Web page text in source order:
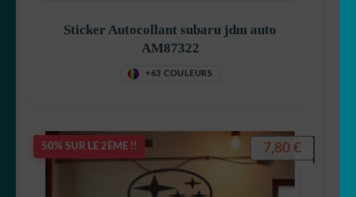
Sticker Autocollant subaru jdm auto
AM87322
+63 COULEURS
50% SUR LE 2ÈME !! 7,80 €